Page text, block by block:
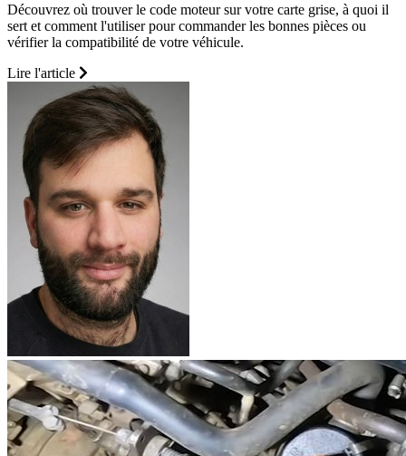
Découvrez où trouver le code moteur sur votre carte grise, à quoi il
sert et comment l'utiliser pour commander les bonnes pièces ou
vérifier la compatibilité de votre véhicule.
Lire l'article